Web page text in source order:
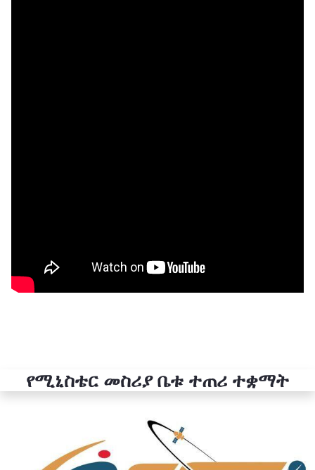
የሚኒስቴር መስሪያ ቤቱ ተጠሪ ተቋማት